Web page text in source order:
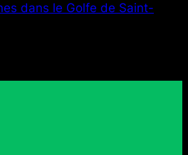
dans le Golfe de Saint-